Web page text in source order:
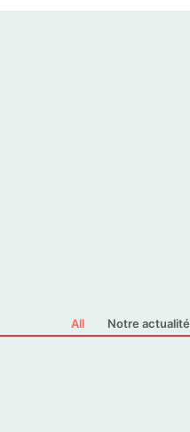
All Notre actualité